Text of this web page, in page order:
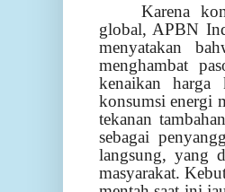
Karena
global, APBN
menyatakan
menghambat
kenaikan harga
konsumsi energi
tekanan
sebagai
langsung, yang
masyarakat.